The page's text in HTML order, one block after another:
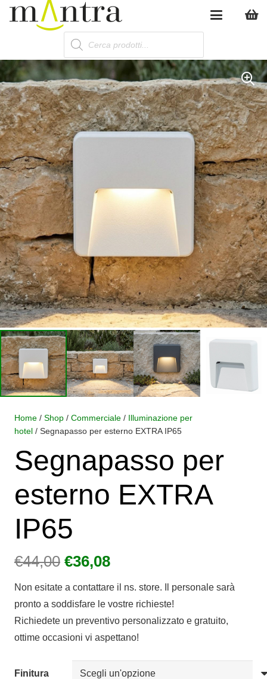
Products
search
Home / Shop / Commerciale / Illuminazione per
hotel / Segnapasso per esterno EXTRA IP65
Segnapasso per
esterno EXTRA
IP65
€44,00 Il
originale
era:
€44,00.
€36,08Il
attuale
è:
€36,08.
Non esitate a contattare il ns. store. Il personale sarà
pronto a soddisfare le vostre richieste!
Richiedete un preventivo personalizzato e gratuito,
ottime occasioni vi aspettano!
Finitura